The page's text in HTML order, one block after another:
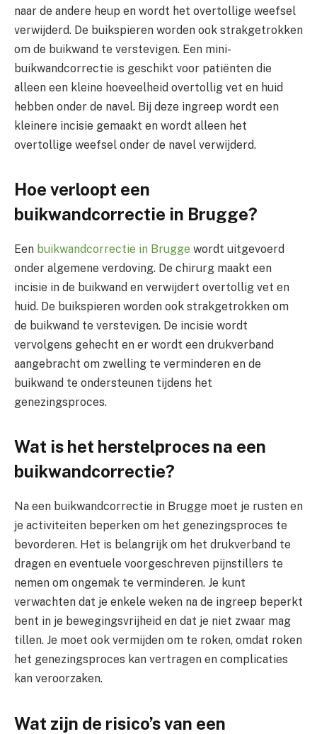
naar de andere heup en wordt het overtollige weefsel
verwijderd. De buikspieren worden ook strakgetrokken
om de buikwand te verstevigen. Een mini-
buikwandcorrectie is geschikt voor patiënten die
alleen een kleine hoeveelheid overtollig vet en huid
hebben onder de navel. Bij deze ingreep wordt een
kleinere incisie gemaakt en wordt alleen het
overtollige weefsel onder de navel verwijderd.
Hoe verloopt een
buikwandcorrectie in Brugge?
Een buikwandcorrectie in Brugge wordt uitgevoerd
onder algemene verdoving. De chirurg maakt een
incisie in de buikwand en verwijdert overtollig vet en
huid. De buikspieren worden ook strakgetrokken om
de buikwand te verstevigen. De incisie wordt
vervolgens gehecht en er wordt een drukverband
aangebracht om zwelling te verminderen en de
buikwand te ondersteunen tijdens het
genezingsproces.
Wat is het herstelproces na een
buikwandcorrectie?
Na een buikwandcorrectie in Brugge moet je rusten en
je activiteiten beperken om het genezingsproces te
bevorderen. Het is belangrijk om het drukverband te
dragen en eventuele voorgeschreven pijnstillers te
nemen om ongemak te verminderen. Je kunt
verwachten dat je enkele weken na de ingreep beperkt
bent in je bewegingsvrijheid en dat je niet zwaar mag
tillen. Je moet ook vermijden om te roken, omdat roken
het genezingsproces kan vertragen en complicaties
kan veroorzaken.
Wat zijn de risico’s van een